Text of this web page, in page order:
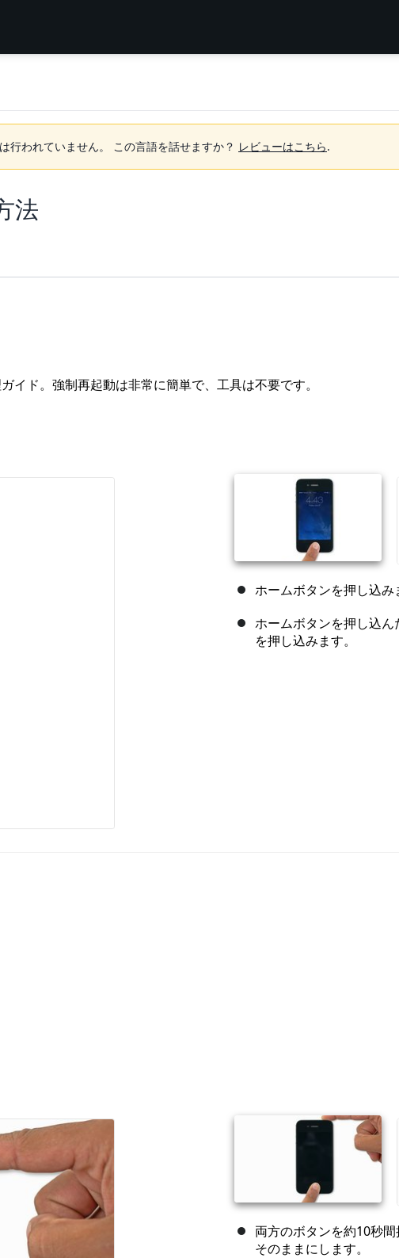
行われていません。 この言語を話せますか？ レビューはこちら.
法
ド。強制再起動は非常に簡単で、工具は不要です。
ホームボタンを押し込み
ホームボタンを押し込
を押し込みます。
両方のボタンを約10秒
そのままにします。